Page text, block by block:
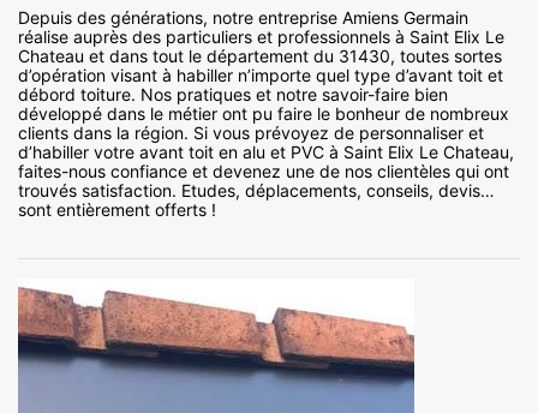
Depuis des générations, notre entreprise Amiens Germain
réalise auprès des particuliers et professionnels à Saint Elix Le
Chateau et dans tout le département du 31430, toutes sortes
d’opération visant à habiller n’importe quel type d’avant toit et
débord toiture. Nos pratiques et notre savoir-faire bien
développé dans le métier ont pu faire le bonheur de nombreux
clients dans la région. Si vous prévoyez de personnaliser et
d’habiller votre avant toit en alu et PVC à Saint Elix Le Chateau,
faites-nous confiance et devenez une de nos clientèles qui ont
trouvés satisfaction. Etudes, déplacements, conseils, devis…
sont entièrement offerts !